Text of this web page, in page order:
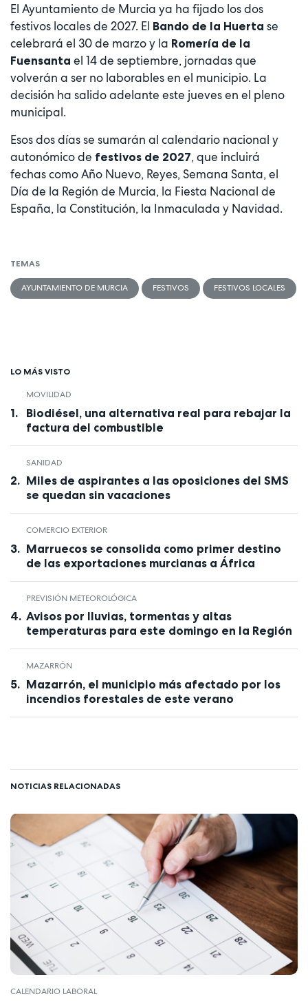
El Ayuntamiento de Murcia ya ha fijado los dos
festivos locales de 2027. El Bando de la Huerta se
celebrará el 30 de marzo y la Romería de la
Fuensanta el 14 de septiembre, jornadas que
volverán a ser no laborables en el municipio. La
decisión ha salido adelante este jueves en el pleno
municipal.
Esos dos días se sumarán al calendario nacional y
autonómico de festivos de 2027, que incluirá
fechas como Año Nuevo, Reyes, Semana Santa, el
Día de la Región de Murcia, la Fiesta Nacional de
España, la Constitución, la Inmaculada y Navidad.
TEMAS
AYUNTAMIENTO DE MURCIA FESTIVOS FESTIVOS LOCALES
LO MÁS VISTO
MOVILIDAD
Biodiésel, una alternativa real para rebajar la
factura del combustible
SANIDAD
Miles de aspirantes a las oposiciones del SMS
se quedan sin vacaciones
COMERCIO EXTERIOR
Marruecos se consolida como primer destino
de las exportaciones murcianas a África
PREVISIÓN METEOROLÓGICA
Avisos por lluvias, tormentas y altas
temperaturas para este domingo en la Región
MAZARRÓN
Mazarrón, el municipio más afectado por los
incendios forestales de este verano
NOTICIAS RELACIONADAS
CALENDARIO LABORAL